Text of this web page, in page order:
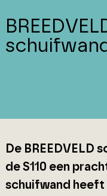
De BREEDVELD
de S110 een
schuifwand